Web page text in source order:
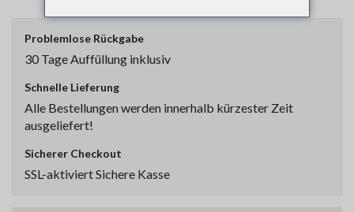
Problemlose Rückgabe
30 Tage Auffüllung inklusiv
Schnelle Lieferung
Alle Bestellungen werden innerhalb kürzester Zeit
ausgeliefert!
Sicherer Checkout
SSL-aktiviert Sichere Kasse